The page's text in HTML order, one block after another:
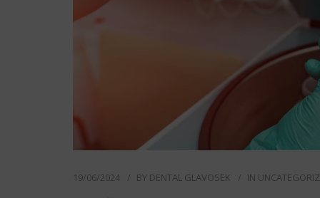
19/06/2024 BY DENTAL GLAVOSEK IN